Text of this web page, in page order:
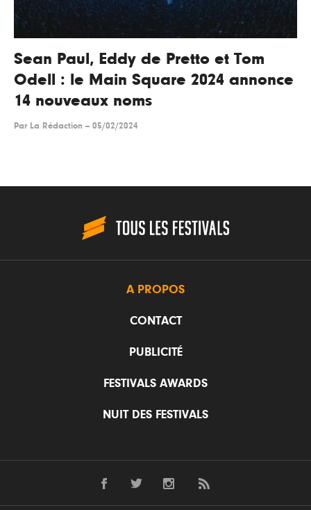
Sean Paul, Eddy de Pretto et Tom
Odell : le Main Square 2024 annonce
14 nouveaux noms
Par La Rédaction -- 05/02/2024
A PROPOS
CONTACT
PUBLICITÉ
FESTIVALS AWARDS
NUIT DES FESTIVALS